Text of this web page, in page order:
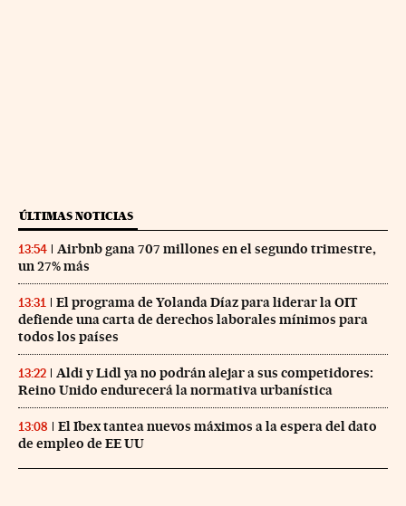
ÚLTIMAS NOTICIAS
13:54
Airbnb gana 707 millones en el segundo trimestre,
un 27% más
13:31
El programa de Yolanda Díaz para liderar la OIT
defiende una carta de derechos laborales mínimos para
todos los países
13:22
Aldi y Lidl ya no podrán alejar a sus competidores:
Reino Unido endurecerá la normativa urbanística
13:08
El Ibex tantea nuevos máximos a la espera del dato
de empleo de EE UU